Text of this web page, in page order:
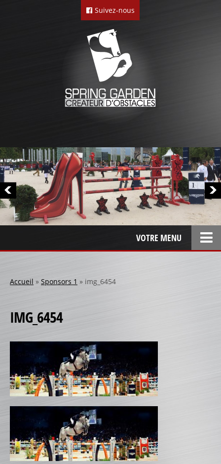
Suivez-nous
VOTRE MENU
SPONSOR
SPONSORS 2
SPONSORS 3
PERSONNALISATION
RÉALISATIONS SPÉCIALES
RÉFÉRENCES
CATALOGUE PRODUITS
Accueil » Sponsors 1 » img_6454
IMG_6454